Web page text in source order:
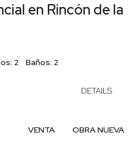
en Rincón de la
2 Baños: 2
DETAILS
OBRA NUEVA
VENTA